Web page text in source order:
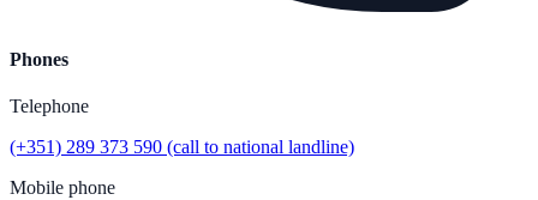
Phones
Telephone
(+351) 289 373 590 (call to national landline)
Mobile phone